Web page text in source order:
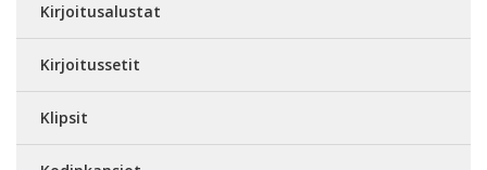
Kirjoitusalustat
Kirjoitussetit
Klipsit